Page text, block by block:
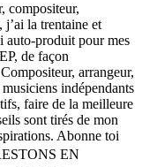
la trentaine et
auto-produit pour mes
de façon
arrangeur,
indépendants
faire de la meilleure
sont tirés de mon
Abonne toi
EN